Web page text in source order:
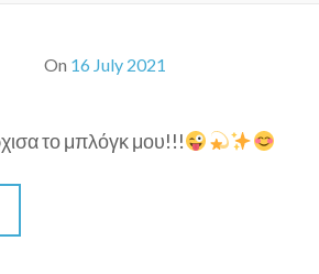
On 16 July 2021
το μπλόγκ μου!!!